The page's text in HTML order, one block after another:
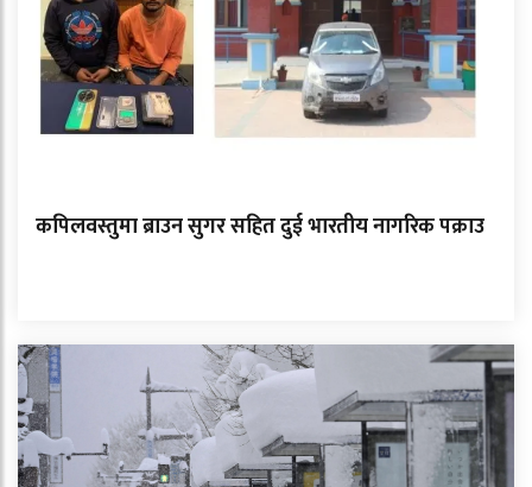
कपिलवस्तुमा ब्राउन सुगर सहित दुई भारतीय नागरिक पक्राउ